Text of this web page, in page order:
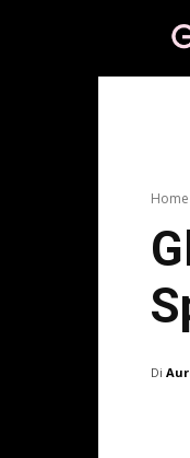
Home
Di